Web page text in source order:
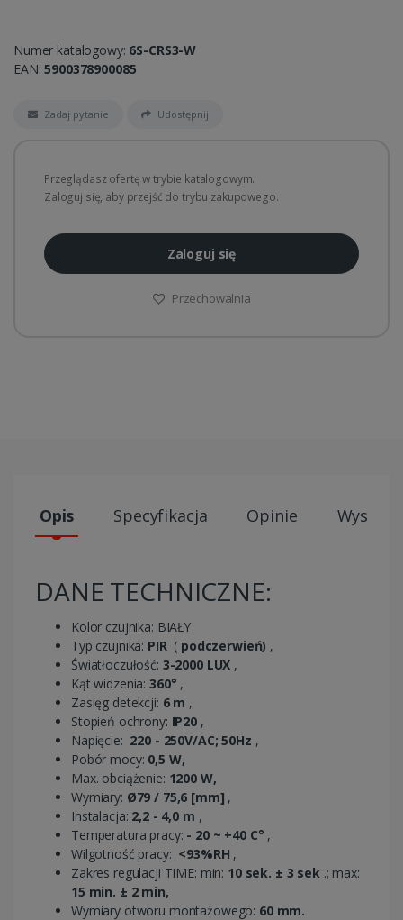
Numer katalogowy: 6S-CRS3-W
EAN:5900378900085
Zadaj pytanie Udostępnij
Przeglądasz ofertę w trybie katalogowym.
Zaloguj się, aby przejść do trybu zakupowego.
Zaloguj się
Przechowalnia
Opis Specyfikacja Opinie Wysyłki
DANE TECHNICZNE:
Kolor czujnika: BIAŁY
Typ czujnika: PIR ( podczerwień) ,
Światłoczułość: 3-2000 LUX ,
Kąt widzenia: 360° ,
Zasięg detekcji: 6 m ,
Stopień ochrony: IP20 ,
Napięcie: 220 - 250V/AC; 50Hz ,
Pobór mocy: 0,5 W,
Max. obciążenie: 1200 W,
Wymiary: Ø79 / 75,6 [mm] ,
Instalacja: 2,2 - 4,0 m ,
Temperatura pracy: - 20 ~ +40 C° ,
Wilgotność pracy: <93%RH ,
Zakres regulacji TIME: min: 10 sek. ± 3 sek .; max:
15 min. ± 2 min,
Wymiary otworu montażowego: 60 mm.